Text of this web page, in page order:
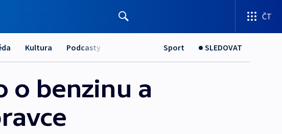
ČT
Kultura Podcasty Sport SLEDOVAT
o benzinu a